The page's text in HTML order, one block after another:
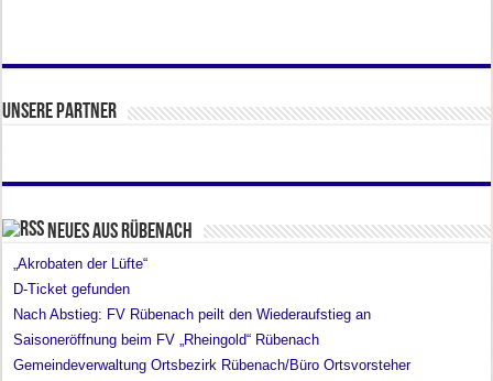
Unsere Partner
Neues aus Rübenach
„Akrobaten der Lüfte“
D-Ticket gefunden
Nach Abstieg: FV Rübenach peilt den Wiederaufstieg an
Saisoneröffnung beim FV „Rheingold“ Rübenach
Gemeindeverwaltung Ortsbezirk Rübenach/Büro Ortsvorsteher